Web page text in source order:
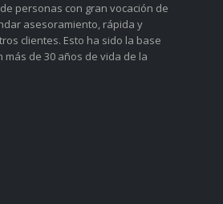
personas con gran vocación de
asesoramiento, rápida y
clientes. Esto ha sido la base
de 30 años de vida de la